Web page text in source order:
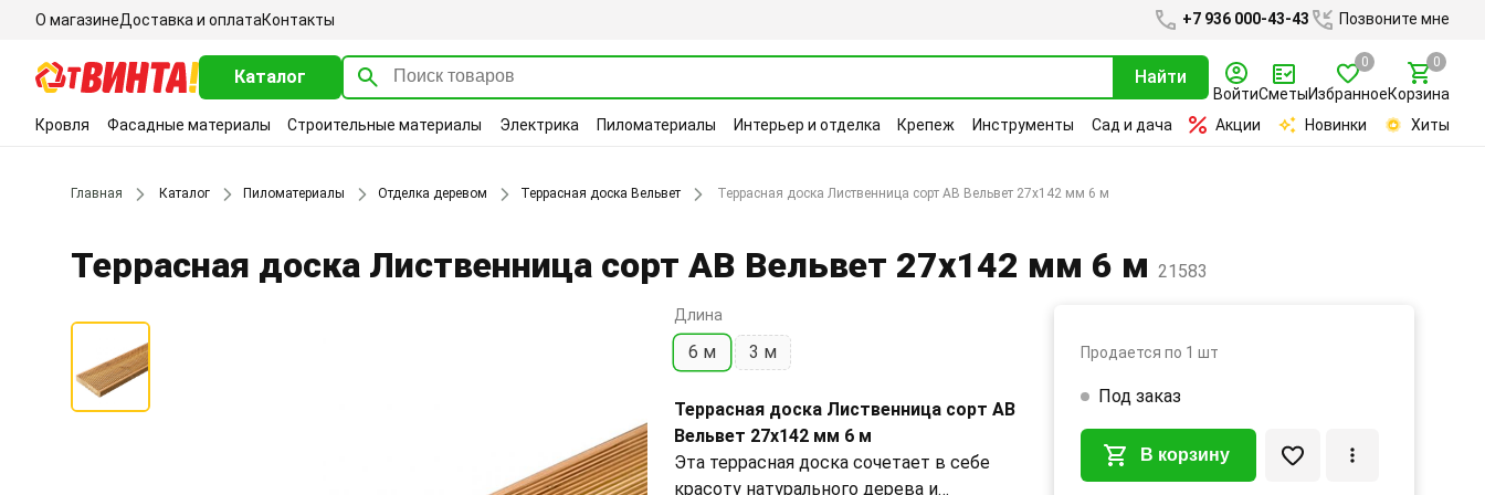
О магазинеДоставка и оплатаКонтакты +7 936 000-43-43 Позвоните мне
Каталог Найти
ВойтиСметыИзбранное
0
Корзина
0
Кровля Фасадные материалы Строительные материалы Электрика Пиломатериалы Интерьер и отделка Крепеж Инструменты Сад и дача Акции Новинки Хиты
Главная Каталог Пиломатериалы Отделка деревом Террасная доска Вельвет Террасная доска Лиственница сорт АВ Вельвет 27х142 мм 6 м
Террасная доска Лиственница сорт АВ Вельвет 27х142 мм 6 м 21583
Длина
6 м 3 м
Террасная доска Лиственница сорт АВ
Вельвет 27х142 мм 6 м
Эта террасная доска сочетает в себе
красоту натурального дерева и
Продается по 1 шт
Под заказ
В корзину